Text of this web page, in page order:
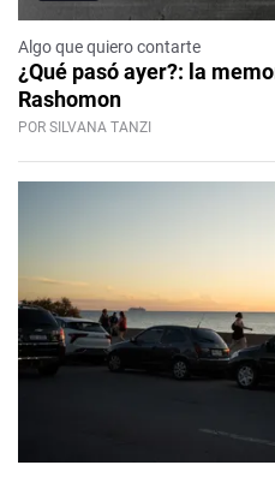
Algo que quiero contarte
¿Qué pasó ayer?: la
Rashomon
POR SILVANA TANZI